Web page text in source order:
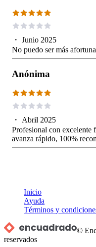
・ Junio 2025
No puedo ser más
Anónima
・ Abril 2025
Profesional con excelente
avanza rápido, 100%
Inicio
Ayuda
Términos y
©
reservados